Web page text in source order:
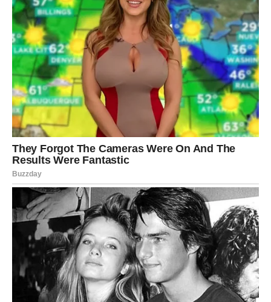
MENJAJU SVE
Vodolija je znak promena, ideja i novih početaka. Ona
često razmišlja drugačije od drugih i ima sposobnost da
vidi mogućnosti tamo gde ih drugi ne primećuju.
Ipak, čak i Vodolije ponekad mogu osetiti da su
zaglavljene između onoga što žele i onoga što je trenutno
moguće.
Ali sada dolazi period kada se energija pokreće.
Za mnoge Vodolije dolazi vreme novih prilika. To može
biti nova ideja, projekat ili životni pravac koji će ih
inspirisati da krenu napred. Neki će imati hrabrosti da
naprave promene koje su dugo planirali, dok će drugi
dobiti priliku koja dolazi potpuno neočekivano.
U ljubavi, Vodolije mogu doživeti iznenađenja. Neki